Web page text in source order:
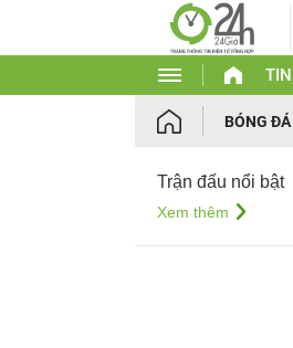
BÓNG ĐÁ
Trận đấu nổi bật
Xem thêm